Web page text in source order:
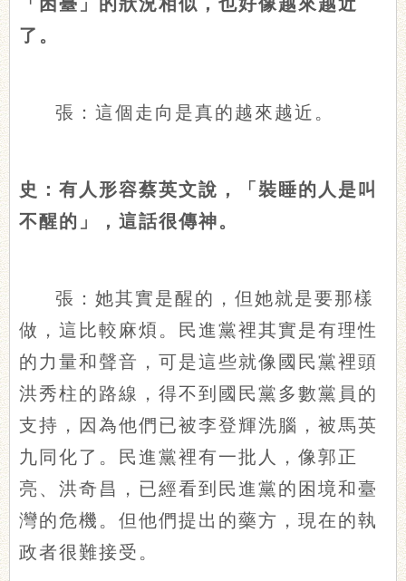
了。
張：這個走向是真的越來越近。
史：有人形容蔡英文說，「裝睡的人是叫
不醒的」，這話很傳神。
張：她其實是醒的，但她就是要那樣
做，這比較麻煩。民進黨裡其實是有理性
的力量和聲音，可是這些就像國民黨裡頭
洪秀柱的路線，得不到國民黨多數黨員的
支持，因為他們已被李登輝洗腦，被馬英
九同化了。民進黨裡有一批人，像郭正
亮、洪奇昌，已經看到民進黨的困境和臺
灣的危機。但他們提出的藥方，現在的執
政者很難接受。